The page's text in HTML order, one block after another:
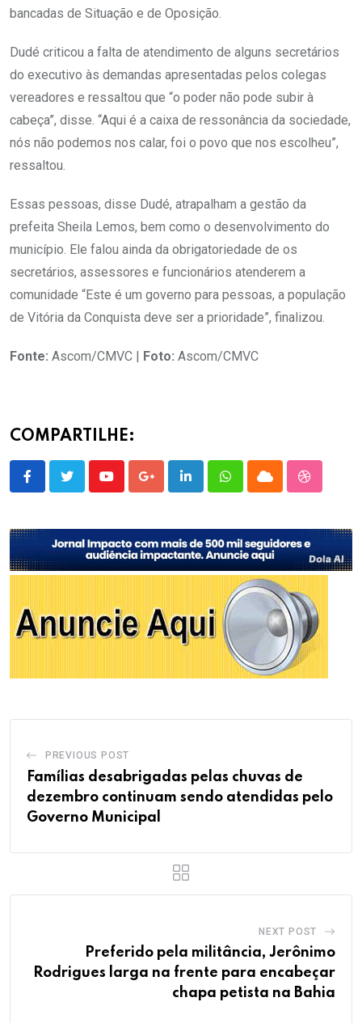
bancadas de Situação e de Oposição.
Dudé criticou a falta de atendimento de alguns secretários
do executivo às demandas apresentadas pelos colegas
vereadores e ressaltou que “o poder não pode subir à
cabeça”, disse. “Aqui é a caixa de ressonância da sociedade,
nós não podemos nos calar, foi o povo que nos escolheu”,
ressaltou.
Essas pessoas, disse Dudé, atrapalham a gestão da
prefeita Sheila Lemos, bem como o desenvolvimento do
município. Ele falou ainda da obrigatoriedade de os
secretários, assessores e funcionários atenderem a
comunidade “Este é um governo para pessoas, a população
de Vitória da Conquista deve ser a prioridade”, finalizou.
Fonte: Ascom/CMVC | Foto: Ascom/CMVC
COMPARTILHE:
YoutubeGoogle+LinkedInWhatsappCloud
PREVIOUS POST
Famílias desabrigadas pelas chuvas de
dezembro continuam sendo atendidas pelo
Governo Municipal
NEXT POST
Preferido pela militância, Jerônimo
Rodrigues larga na frente para encabeçar
chapa petista na Bahia